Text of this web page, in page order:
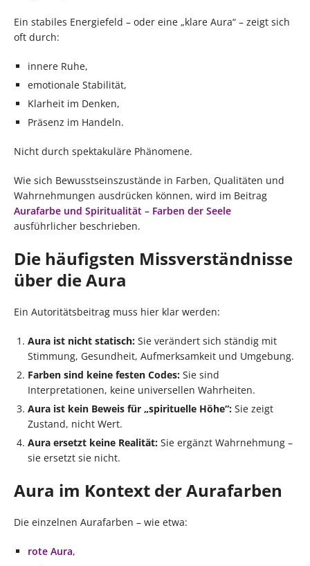
Ein stabiles Energiefeld – oder eine „klare Aura“ – zeigt sich
oft durch:
innere Ruhe,
emotionale Stabilität,
Klarheit im Denken,
Präsenz im Handeln.
Nicht durch spektakuläre Phänomene.
Wie sich Bewusstseinszustände in Farben, Qualitäten und
Wahrnehmungen ausdrücken können, wird im Beitrag
Aurafarbe und Spiritualität – Farben der Seele
ausführlicher beschrieben.
Die häufigsten Missverständnisse
über die Aura
Ein Autoritätsbeitrag muss hier klar werden:
Aura ist nicht statisch: Sie verändert sich ständig mit
Stimmung, Gesundheit, Aufmerksamkeit und Umgebung.
Farben sind keine festen Codes: Sie sind
Interpretationen, keine universellen Wahrheiten.
Aura ist kein Beweis für „spirituelle Höhe“: Sie zeigt
Zustand, nicht Wert.
Aura ersetzt keine Realität: Sie ergänzt Wahrnehmung –
sie ersetzt sie nicht.
Aura im Kontext der Aurafarben
Die einzelnen Aurafarben – wie etwa:
rote Aura,